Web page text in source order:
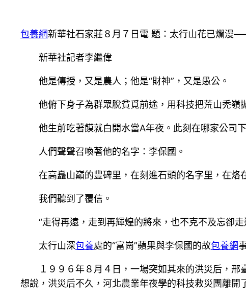
包養網新華社石家莊８月７日電 題：太行山花已爛漫
新華社記者李繼偉
他是傳授，又是農人；他是“財神”，又是愚公。
他俯下身子為群眾脫貧覓前途，用科技把荒山禿嶺
他生前吃著饃就白開水當A年夜。此刻在哪家公司
人們聲聲召喚著他的名字：李保國。
在高矗山巔的豐碑里，在刻進石頭的名字里，在烙
我們聽到了覆信。
“走得再遠，走到再輝煌的將來，也不克不及忘卻走
太行山深包養處的“富崗”蘋果與李保國的故包養網
１９９６年８月４日，一場突如其來的洪災后，邢
想說，洪災后不久，河北農業年夜學的科技救災團離開